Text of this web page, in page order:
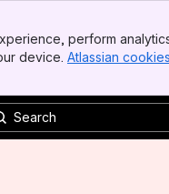
perform
device. Atlassian